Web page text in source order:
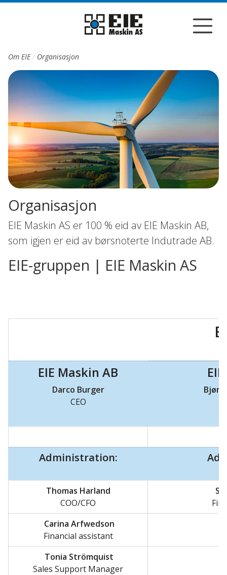
Till sidans huvudinnehåll
Om EIE Organisasjon
Organisasjon
EIE Maskin AS er 100 % eid av EIE Maskin AB,
som igjen er eid av børsnoterte Indutrade AB.
EIE-gruppen | EIE Maskin AS
EIE Maskin AB
Darco Burger
CEO
Administration:
Thomas Harland
COO/CFO
Carina Arfwedson
Financial assistant
Tonia Strömquist
Sales Support Manager